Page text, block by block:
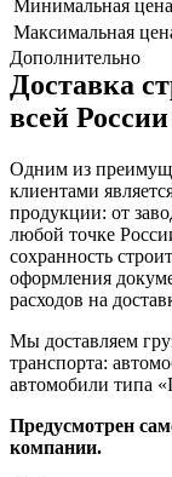
Минимальная цена
Максимальная
Дополнительно
Доставка
всей России
Одним из
клиентами
продукции: от
любой точке
сохранность
оформления
расходов на
Мы доставляем
транспорта:
автомобили типа
Предусмотрен
компании.